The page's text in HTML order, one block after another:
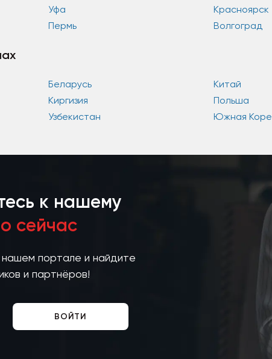
Уфа
Красноярск
Пермь Волгоград
Беларусь
Китай
Киргизия
Польша
Узбекистан Южная
к нашему
сейчас
портале и найдите
и партнёров!
ВОЙТИ